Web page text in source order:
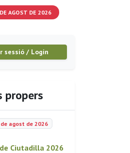
AGOST DE 2026
sessió / Login
propers
agost de 2026
Ciutadilla 2026